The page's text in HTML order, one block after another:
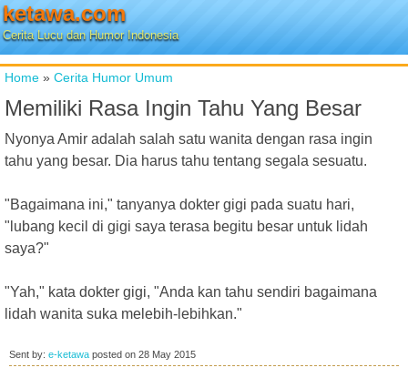
ketawa.com
Cerita Lucu dan Humor Indonesia
Home » Cerita Humor Umum
Memiliki Rasa Ingin Tahu Yang Besar
Nyonya Amir adalah salah satu wanita dengan rasa ingin
tahu yang besar. Dia harus tahu tentang segala sesuatu.
"Bagaimana ini," tanyanya dokter gigi pada suatu hari,
"lubang kecil di gigi saya terasa begitu besar untuk lidah
saya?"
"Yah," kata dokter gigi, "Anda kan tahu sendiri bagaimana
lidah wanita suka melebih-lebihkan."
Sent by: e-ketawa posted on 28 May 2015